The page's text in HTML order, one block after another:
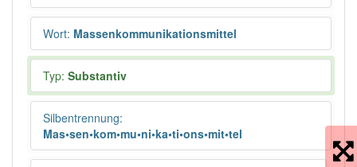
Wort: Massenkommunikationsmittel
Typ: Substantiv
Silbentrennung:
Mas•sen•kom•mu•ni•ka•ti•ons•mit•tel